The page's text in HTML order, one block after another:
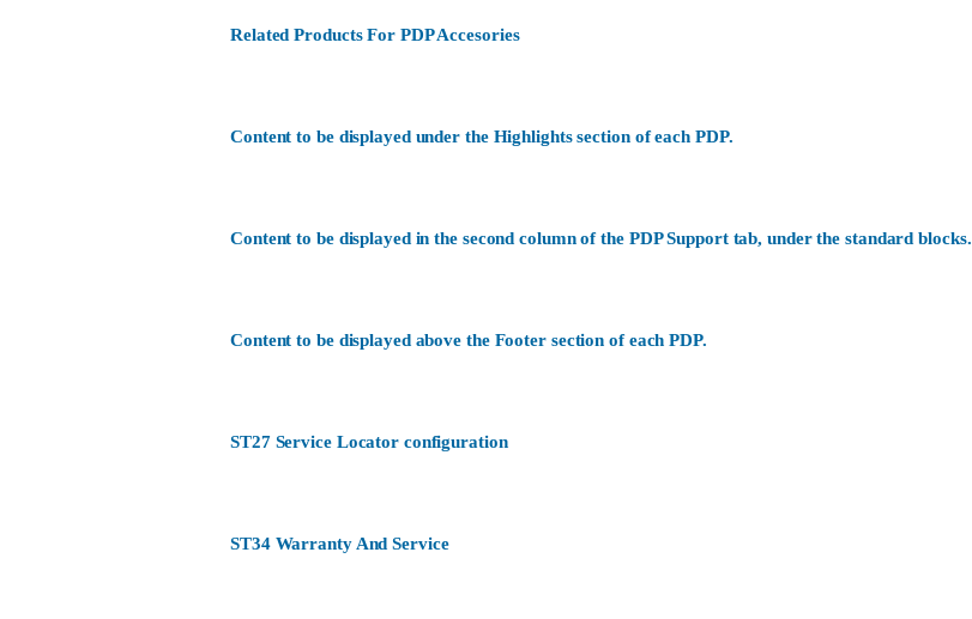
Related Products For PDP Accesories
Content to be displayed under the Highlights section of each PDP.
Content to be displayed in the second column of the PDP Support tab, under the standard blocks.
Content to be displayed above the Footer section of each PDP.
ST27 Service Locator configuration
ST34 Warranty And Service